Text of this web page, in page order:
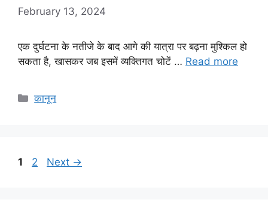
February 13, 2024
एक दुर्घटना के नतीजे के बाद आगे की यात्रा पर बढ़ना मुश्किल हो
सकता है, खासकर जब इसमें व्यक्तिगत चोटें … Read more
Categories
कानून
Page
1 Page
2 Next →